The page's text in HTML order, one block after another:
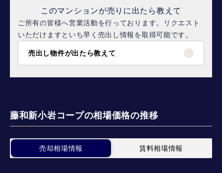
このマンションが売りに出たら教えて
ご所有の皆様へ営業活動を行っております。リクエスト
いただけますといち早く売出し情報を取得可能です。
売出し物件が出たら教えて
藤和新小岩コープの相場価格の推移
売却相場情報 賃料相場情報